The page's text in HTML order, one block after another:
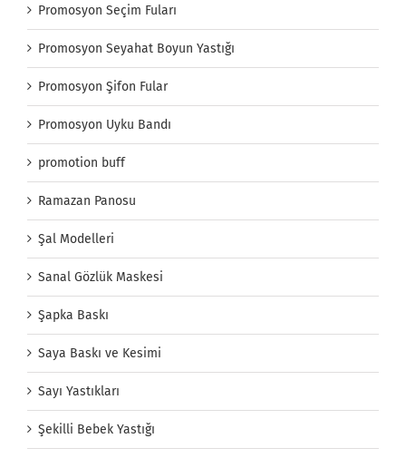
Promosyon Seçim Fuları
Promosyon Seyahat Boyun Yastığı
Promosyon Şifon Fular
Promosyon Uyku Bandı
promotion buff
Ramazan Panosu
Şal Modelleri
Sanal Gözlük Maskesi
Şapka Baskı
Saya Baskı ve Kesimi
Sayı Yastıkları
Şekilli Bebek Yastığı